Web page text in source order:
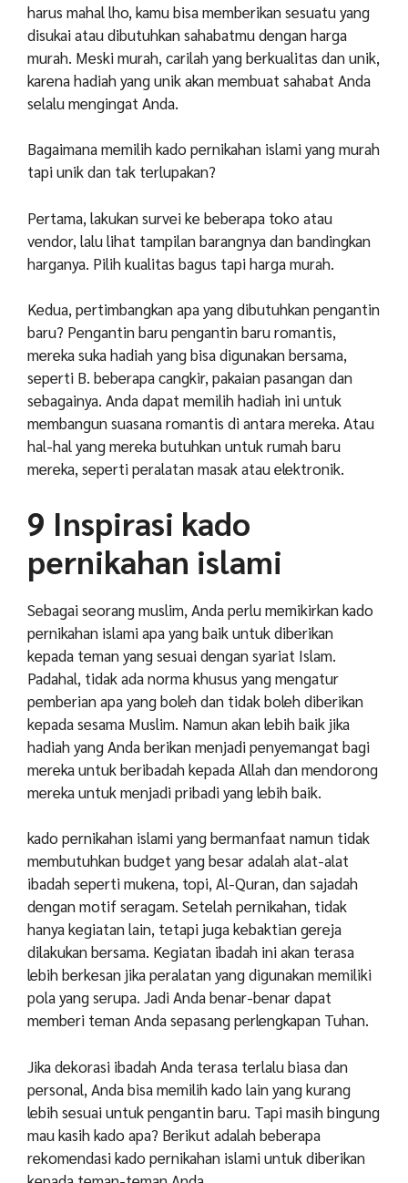
harus mahal lho, kamu bisa memberikan sesuatu yang
disukai atau dibutuhkan sahabatmu dengan harga
murah. Meski murah, carilah yang berkualitas dan unik,
karena hadiah yang unik akan membuat sahabat Anda
selalu mengingat Anda.
Bagaimana memilih kado pernikahan islami yang murah
tapi unik dan tak terlupakan?
Pertama, lakukan survei ke beberapa toko atau
vendor, lalu lihat tampilan barangnya dan bandingkan
harganya. Pilih kualitas bagus tapi harga murah.
Kedua, pertimbangkan apa yang dibutuhkan pengantin
baru? Pengantin baru pengantin baru romantis,
mereka suka hadiah yang bisa digunakan bersama,
seperti B. beberapa cangkir, pakaian pasangan dan
sebagainya. Anda dapat memilih hadiah ini untuk
membangun suasana romantis di antara mereka. Atau
hal-hal yang mereka butuhkan untuk rumah baru
mereka, seperti peralatan masak atau elektronik.
9 Inspirasi kado
pernikahan islami
Sebagai seorang muslim, Anda perlu memikirkan kado
pernikahan islami apa yang baik untuk diberikan
kepada teman yang sesuai dengan syariat Islam.
Padahal, tidak ada norma khusus yang mengatur
pemberian apa yang boleh dan tidak boleh diberikan
kepada sesama Muslim. Namun akan lebih baik jika
hadiah yang Anda berikan menjadi penyemangat bagi
mereka untuk beribadah kepada Allah dan mendorong
mereka untuk menjadi pribadi yang lebih baik.
kado pernikahan islami yang bermanfaat namun tidak
membutuhkan budget yang besar adalah alat-alat
ibadah seperti mukena, topi, Al-Quran, dan sajadah
dengan motif seragam. Setelah pernikahan, tidak
hanya kegiatan lain, tetapi juga kebaktian gereja
dilakukan bersama. Kegiatan ibadah ini akan terasa
lebih berkesan jika peralatan yang digunakan memiliki
pola yang serupa. Jadi Anda benar-benar dapat
memberi teman Anda sepasang perlengkapan Tuhan.
Jika dekorasi ibadah Anda terasa terlalu biasa dan
personal, Anda bisa memilih kado lain yang kurang
lebih sesuai untuk pengantin baru. Tapi masih bingung
mau kasih kado apa? Berikut adalah beberapa
rekomendasi kado pernikahan islami untuk diberikan